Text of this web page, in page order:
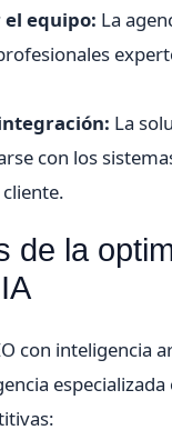
equipo: La
La
con los
de la
con inteligencia